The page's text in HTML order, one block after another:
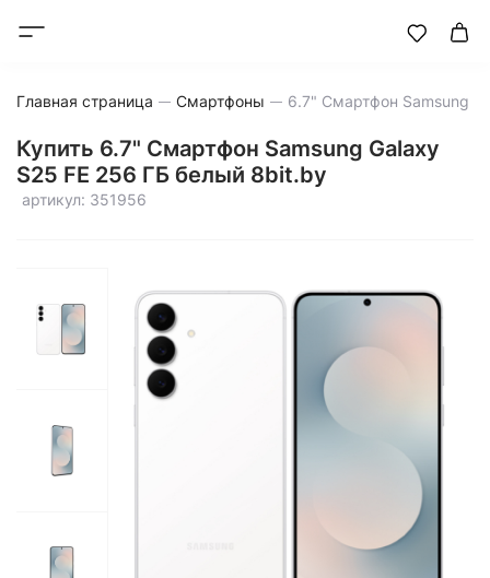
Главная страница Смартфоны
Купить 6.7" Смартфон Samsung Galaxy
S25 FE 256 ГБ белый 8bit.by
артикул: 351956